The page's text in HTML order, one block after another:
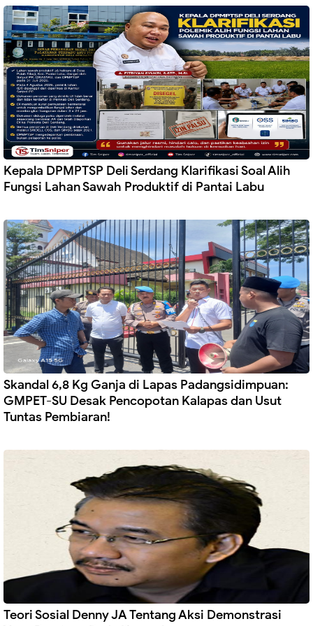
Kepala DPMPTSP Deli Serdang Klarifikasi Soal Alih
Fungsi Lahan Sawah Produktif di Pantai Labu
Skandal 6,8 Kg Ganja di Lapas Padangsidimpuan:
GMPET-SU Desak Pencopotan Kalapas dan Usut
Tuntas Pembiaran!
Teori Sosial Denny JA Tentang Aksi Demonstrasi